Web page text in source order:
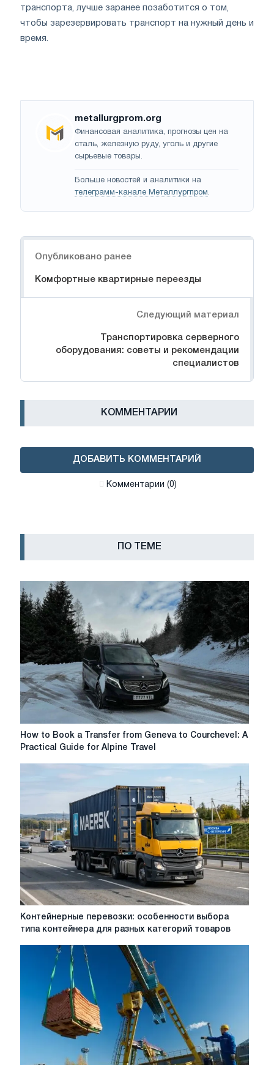
транспорта, лучше заранее позаботится о том,
чтобы зарезервировать транспорт на нужный день и
время.
metallurgprom.org
Финансовая аналитика, прогнозы цен на
сталь, железную руду, уголь и другие
сырьевые товары.
Больше новостей и аналитики на
телеграмм-канале Металлургпром.
Опубликовано ранее
Комфортные квартирные переезды
Следующий материал
Транспортировка серверного
оборудования: советы и рекомендации
специалистов
КОММЕНТАРИИ
ДОБАВИТЬ КОММЕНТАРИЙ
Комментарии (0)
ПО ТЕМЕ
How
to
to
Courchevel:
A
Practical
Guide
for
Alpine
How to Book a Transfer from Geneva to Courchevel: A
Practical Guide for Alpine Travel
Контейнерные
перевозки:
контейнера
разных
категорий
товаров
Контейнерные перевозки: особенности выбора
типа контейнера для разных категорий товаров